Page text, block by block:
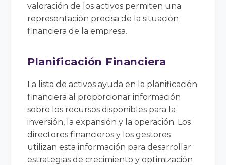
valoración de los activos permiten una
representación precisa de la situación
financiera de la empresa.
Planificación Financiera
La lista de activos ayuda en la planificación
financiera al proporcionar información
sobre los recursos disponibles para la
inversión, la expansión y la operación. Los
directores financieros y los gestores
utilizan esta información para desarrollar
estrategias de crecimiento y optimización